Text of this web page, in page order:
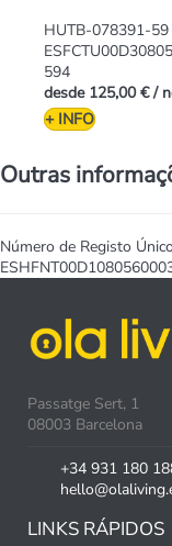
HUTB-078391-59
594
desde 125,00 € /
+ INFO
Outras
Número de Registo
Passatge Sert, 1
08003 Barcelona
+34 931 180
LINKS RÁPIDOS